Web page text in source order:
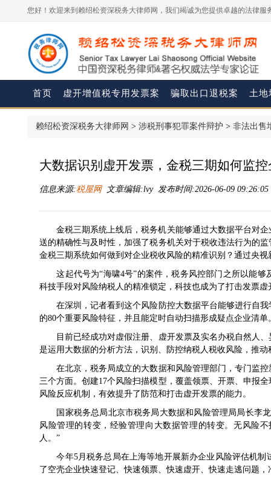
您好！欢迎来到赖绍松资深税务大律师网，我们竭诚为您提供卓越的法律服
首页 虚开增值税专用发票案 骗取出口退税案 土地
赖绍松资深税务大律师网 > 涉税刑事犯罪案件辩护 > 非法出售
大数据识别虚开发票，金税三期如何监
信息来源:税屋网文章编辑:lvy 发布时间:2026-06-09
金税三期系统上线后，税务机关能够通过大数据平台对
送的精确性与及时性，加强了税务机关对于税收违法行为的
金税三期系统如何做到对企业税收风险的精准识别？通过央
这起代号为“海啸4号”的案件，税务风控部门之所以能够
科技手段对风险纳税人的精准锁定，科技也成为了打击发票虚
在深圳，记者看到这个风险防控大数据平台能够进行自我
的80个重要风险特征，并且能定时自动扫描形成疑点企业清单
目前已经成功对虚假注册、虚开发票及实名办税自然人、
是运用大数据的分析方法，识别、防控纳税人税收风险，推
在北京，税务局成立的大数据和风险管理部门，专门监控
三个方面。创建17个风险扫描模型，覆盖领票、开票、申报
风险反应机制，有效提升了防范和打击虚开发票的能力。
国家税务总局北京市税务局大数据和风险管理局局长李龙
风险管理的转变，经验管理向大数据管理的转变。无风险
人。”
今年5月税务总局在上海等地开展新办企业风险评估机制
了空壳企业快速登记、快速领票、快速虚开、快速走逃问题